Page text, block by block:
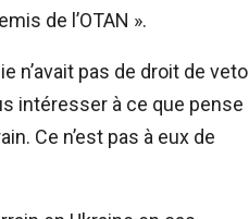
de l’OTAN ».
n’avait pas de droit de veto
intéresser à ce que pense
Ce n’est pas à eux de